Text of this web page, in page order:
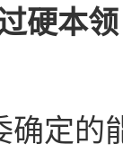
硬本领
确定的